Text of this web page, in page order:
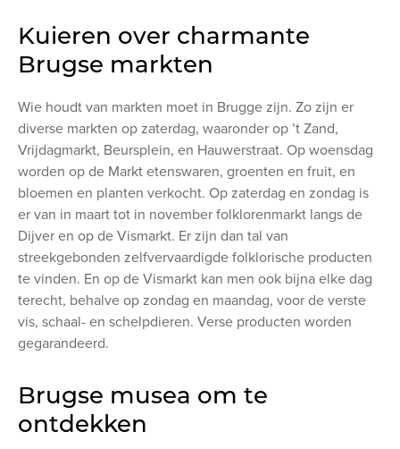
Kuieren over charmante
Brugse markten
Wie houdt van markten moet in Brugge zijn. Zo zijn er
diverse markten op zaterdag, waaronder op ’t Zand,
Vrijdagmarkt, Beursplein, en Hauwerstraat. Op woensdag
worden op de Markt etenswaren, groenten en fruit, en
bloemen en planten verkocht. Op zaterdag en zondag is
er van in maart tot in november folklorenmarkt langs de
Dijver en op de Vismarkt. Er zijn dan tal van
streekgebonden zelfvervaardigde folklorische producten
te vinden. En op de Vismarkt kan men ook bijna elke dag
terecht, behalve op zondag en maandag, voor de verste
vis, schaal- en schelpdieren. Verse producten worden
gegarandeerd.
Brugse musea om te
ontdekken